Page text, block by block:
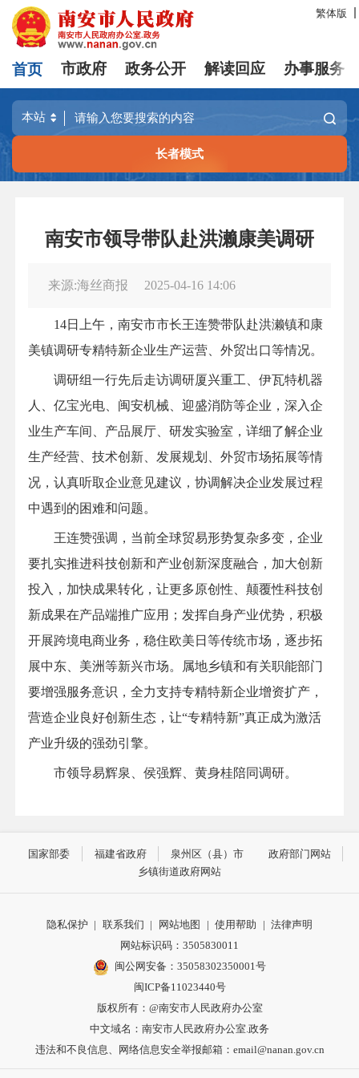
繁体版
首页 市政府 政务公开 解读回应 办事服务
长者模式
南安市领导带队赴洪濑康美调研
来源:海丝商报 2025-04-16 14:06
14日上午，南安市市长王连赞带队赴洪濑镇和康
美镇调研专精特新企业生产运营、外贸出口等情况。
调研组一行先后走访调研厦兴重工、伊瓦特机器
人、亿宝光电、闽安机械、迎盛消防等企业，深入企
业生产车间、产品展厅、研发实验室，详细了解企业
生产经营、技术创新、发展规划、外贸市场拓展等情
况，认真听取企业意见建议，协调解决企业发展过程
中遇到的困难和问题。
王连赞强调，当前全球贸易形势复杂多变，企业
要扎实推进科技创新和产业创新深度融合，加大创新
投入，加快成果转化，让更多原创性、颠覆性科技创
新成果在产品端推广应用；发挥自身产业优势，积极
开展跨境电商业务，稳住欧美日等传统市场，逐步拓
展中东、美洲等新兴市场。属地乡镇和有关职能部门
要增强服务意识，全力支持专精特新企业增资扩产，
营造企业良好创新生态，让“专精特新”真正成为激活
产业升级的强劲引擎。
市领导易辉泉、侯强辉、黄身桂陪同调研。
国家部委 福建省政府 泉州区（县）市
政府部门网站
乡镇街道政府网站
隐私保护 | 联系我们 | 网站地图 | 使用帮助 | 法律声明
网站标识码：3505830011
闽公网安备：35058302350001号
闽ICP备11023440号
版权所有：@南安市人民政府办公室
中文域名：南安市人民政府办公室.政务
违法和不良信息、网络信息安全举报邮箱：email@nanan.gov.cn